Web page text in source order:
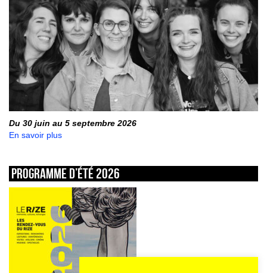
Du 30 juin au 5 septembre 2026
En savoir plus
Programme d’été 2026